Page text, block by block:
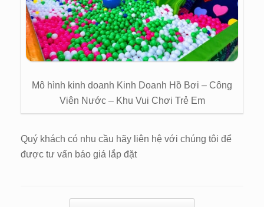
Mô hình kinh doanh Kinh Doanh Hồ Bơi – Công
Viên Nước – Khu Vui Chơi Trẻ Em
Quý khách có nhu cầu hãy liên hệ với chúng tôi để
được tư vấn báo giá lắp đặt